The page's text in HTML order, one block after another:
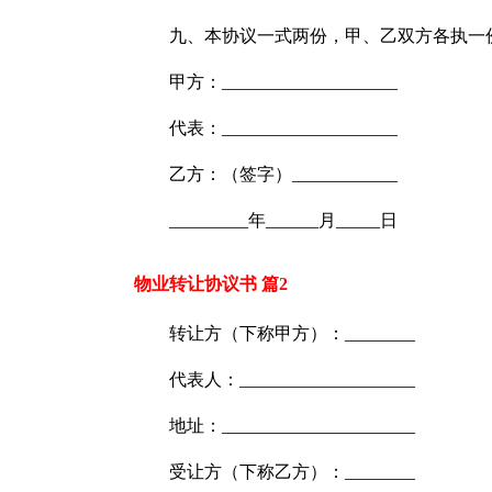
九、本协议一式两份，甲、乙双方各执一
甲方：____________________
代表：____________________
乙方：（签字）____________
_________年______月_____日
物业转让协议书 篇2
转让方（下称甲方）：________
代表人：____________________
地址：______________________
受让方（下称乙方）：________